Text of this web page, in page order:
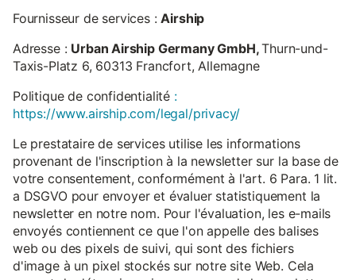
Fournisseur de services :Airship
Adresse : Urban Airship Germany GmbH,Thurn-und-
Taxis-Platz 6, 60313 Francfort, Allemagne
Politique de confidentialité :
https://www.airship.com/legal/privacy/
Le prestataire de services utilise les informations
provenant de l'inscription à la newsletter sur la base de
votre consentement, conformément à l'art. 6 Para. 1 lit.
a DSGVO pour envoyer et évaluer statistiquement la
newsletter en notre nom. Pour l'évaluation, les e-mails
envoyés contiennent ce que l'on appelle des balises
web ou des pixels de suivi, qui sont des fichiers
d'image à un pixel stockés sur notre site Web. Cela